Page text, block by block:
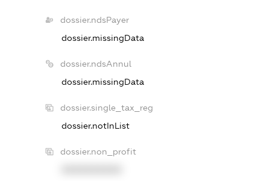
dossier.ndsPayer
dossier.missingData
dossier.ndsAnnul
dossier.missingData
dossier.single_tax_reg
dossier.notInList
dossier.non_profit